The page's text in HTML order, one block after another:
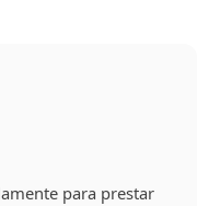
para prestar